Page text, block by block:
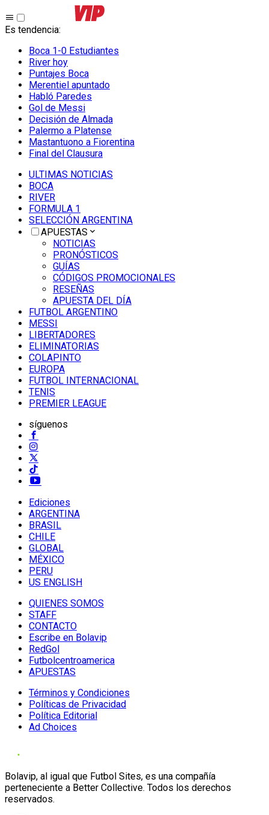
Es tendencia:
Boca 1-0 Estudiantes
River hoy
Puntajes Boca
Merentiel apuntado
Habló Paredes
Gol de Messi
Decisión de Almada
Palermo a Platense
Mastantuono a Fiorentina
Final del Clausura
ULTIMAS NOTICIAS
BOCA
RIVER
FORMULA 1
SELECCIÓN ARGENTINA
APUESTAS
NOTICIAS
PRONÓSTICOS
GUÍAS
CÓDIGOS PROMOCIONALES
RESEÑAS
APUESTA DEL DÍA
FUTBOL ARGENTINO
MESSI
LIBERTADORES
ELIMINATORIAS
COLAPINTO
EUROPA
FUTBOL INTERNACIONAL
TENIS
PREMIER LEAGUE
síguenos
Ediciones
ARGENTINA
BRASIL
CHILE
GLOBAL
MÉXICO
PERU
US ENGLISH
QUIENES SOMOS
STAFF
CONTACTO
Escribe en Bolavip
RedGol
Futbolcentroamerica
APUESTAS
Términos y Condiciones
Políticas de Privacidad
Política Editorial
Ad Choices
Bolavip, al igual que Futbol Sites, es una compañía
perteneciente a Better Collective. Todos los derechos
reservados.